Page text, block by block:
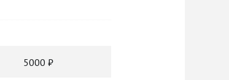
5000 ₽